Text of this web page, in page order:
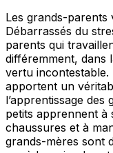
Les grands-parents
Débarrassés du
parents qui
différemment, dans
vertu incontestable.
apportent un
l’apprentissage des
petits apprennent à
chaussures et à
grands-mères sont